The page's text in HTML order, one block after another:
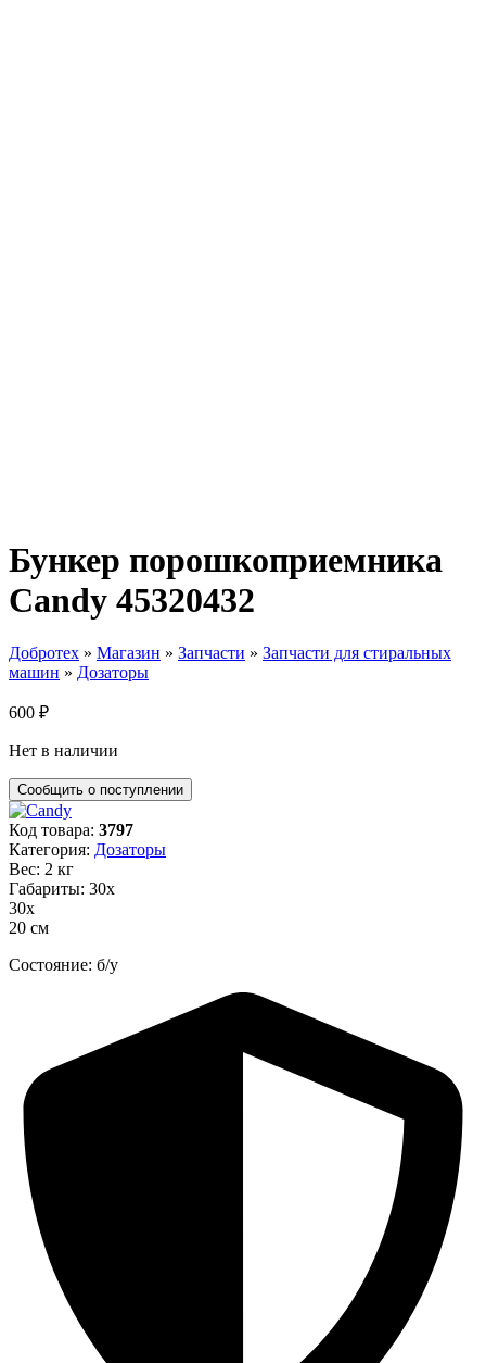
Бункер порошкоприемника
Candy 45320432
Добротех » Магазин » Запчасти » Запчасти для стиральных
машин » Дозаторы
600 ₽
Нет в наличии
Код товара: 3797
Категория: Дозаторы
Вес: 2 кг
Габариты: 30х
30х
20 см
Состояние: б/у